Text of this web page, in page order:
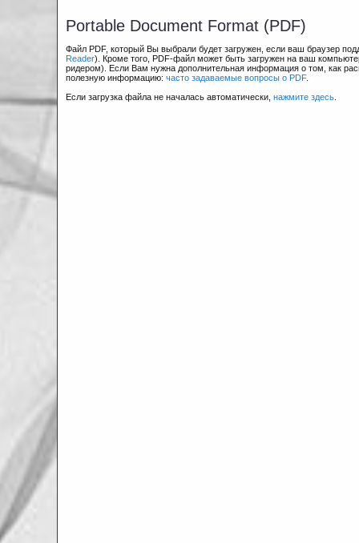
Portable Document Format (PDF)
Файл PDF, который Вы выбрали будет загружен, если ваш браузер
Reader). Кроме того, PDF-файл может быть загружен на ваш
ридером). Если Вам нужна дополнительная информация о том, как
полезную информацию:часто задаваемые вопросы о PDF.
Если загрузка файла не началась автоматически,нажмите здесь